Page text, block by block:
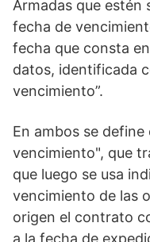
Armadas que estén
fecha de
fecha que consta
datos, identificada
vencimiento”.
En ambos se
vencimiento", que
que luego se usa
vencimiento de las
origen el contrato
a la fecha de